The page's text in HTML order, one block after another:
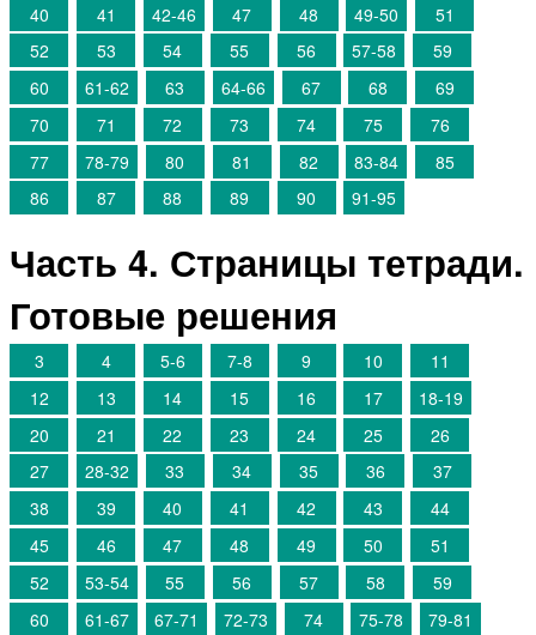
40
41 42-46 47 48 49-50
51
52
53 54 55 56 57-58
59
60
61-62 63 64-66 67 68
69
70
71 72 73 74 75
76
77
78-79 80 81 82 83-84
85
86
87 88 89 90 91-95
Часть 4. Страницы тетради.
Готовые решения
3 4 5-6 7-8 9 10
11
12
13 14 15 16 17
18-19
20
21 22 23 24 25
26
27
28-32 33 34 35 36
37
38
39 40 41 42 43
44
45
46 47 48 49 50
51
52
53-54 55 56 57 58
59
60
61-67 67-71 72-73 74 75-78 79-81